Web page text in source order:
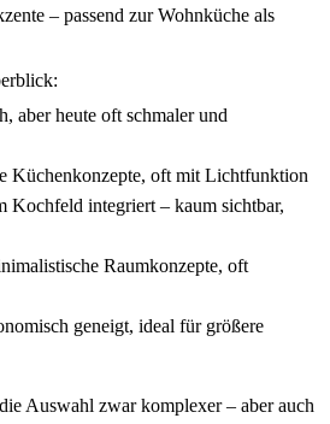
– passend zur Wohnküche als
aber heute oft schmaler und
Küchenkonzepte, oft mit Lichtfunktion
integriert – kaum sichtbar,
Raumkonzepte, oft
geneigt, ideal für größere
Auswahl zwar komplexer – aber auch